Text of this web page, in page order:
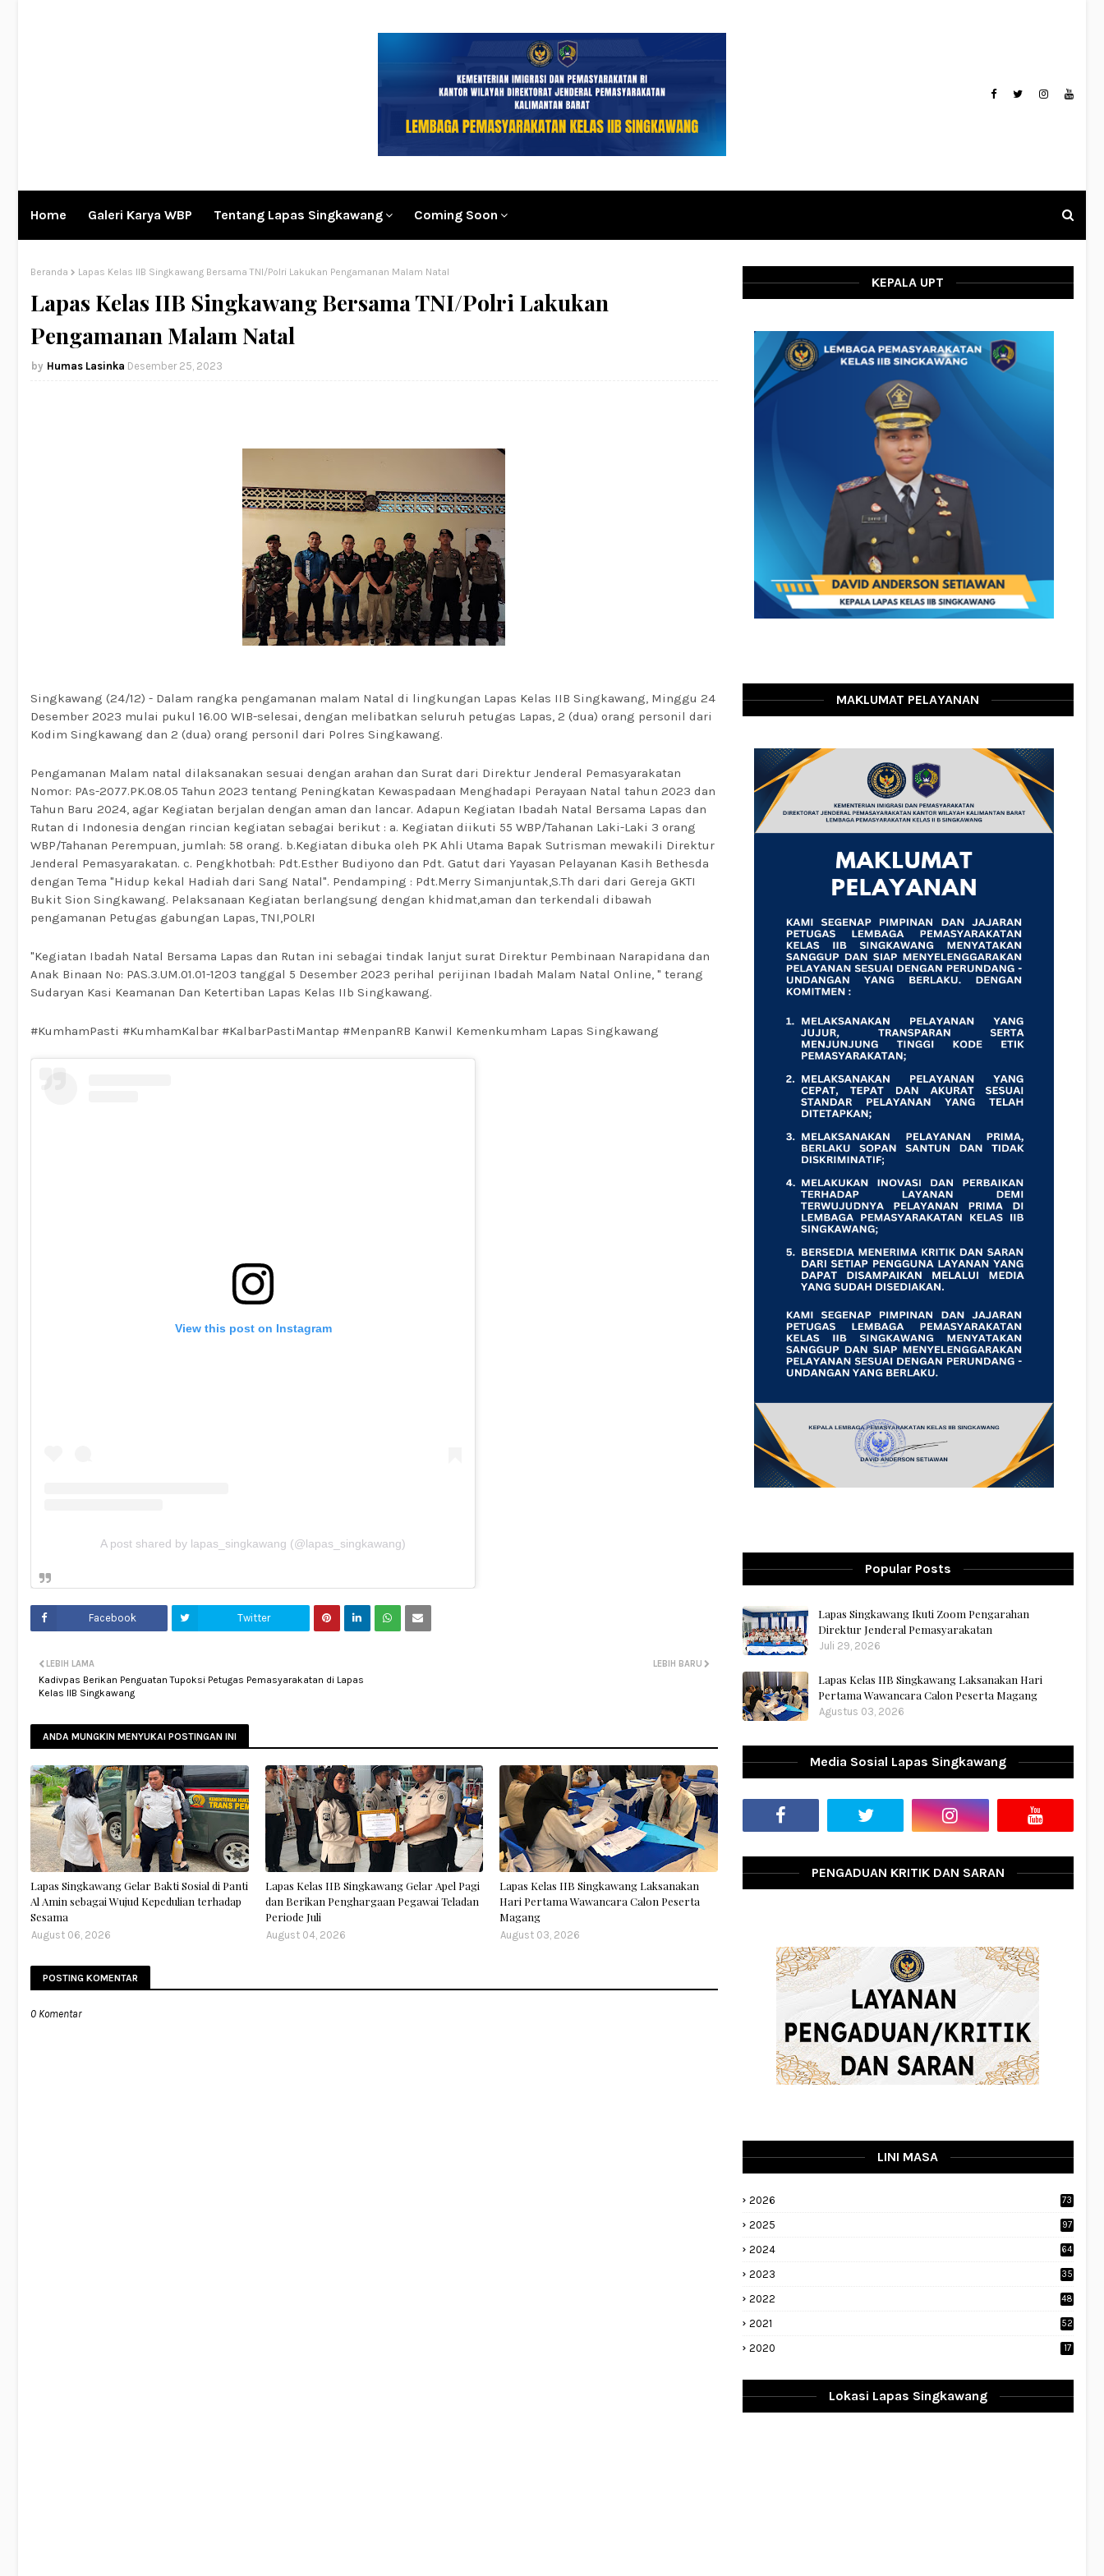
Home Galeri Karya WBP Tentang Lapas Singkawang Coming Soon
Beranda Lapas Kelas IIB Singkawang Bersama TNI/Polri Lakukan Pengamanan Malam Natal
Lapas Kelas IIB Singkawang Bersama TNI/Polri Lakukan
Pengamanan Malam Natal
Humas Lasinka Desember 25, 2023
Singkawang (24/12) - Dalam rangka pengamanan malam Natal di lingkungan Lapas Kelas IIB Singkawang, Minggu 24
Desember 2023 mulai pukul 16.00 WIB-selesai, dengan melibatkan seluruh petugas Lapas, 2 (dua) orang personil dari
Kodim Singkawang dan 2 (dua) orang personil dari Polres Singkawang.
Pengamanan Malam natal dilaksanakan sesuai dengan arahan dan Surat dari Direktur Jenderal Pemasyarakatan
Nomor: PAs-2077.PK.08.05 Tahun 2023 tentang Peningkatan Kewaspadaan Menghadapi Perayaan Natal tahun 2023 dan
Tahun Baru 2024, agar Kegiatan berjalan dengan aman dan lancar. Adapun Kegiatan Ibadah Natal Bersama Lapas dan
Rutan di Indonesia dengan rincian kegiatan sebagai berikut : a. Kegiatan diikuti 55 WBP/Tahanan Laki-Laki 3 orang
WBP/Tahanan Perempuan, jumlah: 58 orang. b.Kegiatan dibuka oleh PK Ahli Utama Bapak Sutrisman mewakili Direktur
Jenderal Pemasyarakatan. c. Pengkhotbah: Pdt.Esther Budiyono dan Pdt. Gatut dari Yayasan Pelayanan Kasih Bethesda
dengan Tema "Hidup kekal Hadiah dari Sang Natal". Pendamping : Pdt.Merry Simanjuntak,S.Th dari dari Gereja GKTI
Bukit Sion Singkawang. Pelaksanaan Kegiatan berlangsung dengan khidmat,aman dan terkendali dibawah
pengamanan Petugas gabungan Lapas, TNI,POLRI
"Kegiatan Ibadah Natal Bersama Lapas dan Rutan ini sebagai tindak lanjut surat Direktur Pembinaan Narapidana dan
Anak Binaan No: PAS.3.UM.01.01-1203 tanggal 5 Desember 2023 perihal perijinan Ibadah Malam Natal Online, " terang
Sudaryan Kasi Keamanan Dan Ketertiban Lapas Kelas IIb Singkawang.
#KumhamPasti #KumhamKalbar #KalbarPastiMantap #MenpanRB Kanwil Kemenkumham Lapas Singkawang
View this post on Instagram
A post shared by lapas_singkawang (@lapas_singkawang)
Facebook Twitter
LEBIH BARU
LEBIH LAMA
Kadivpas Berikan Penguatan Tupoksi Petugas Pemasyarakatan di Lapas
Kelas IIB Singkawang
ANDA MUNGKIN MENYUKAI POSTINGAN INI
Lapas Singkawang Gelar Bakti Sosial di Panti
Al Amin sebagai Wujud Kepedulian terhadap
Sesama
August 06, 2026
Lapas Kelas IIB Singkawang Gelar Apel Pagi
dan Berikan Penghargaan Pegawai Teladan
Periode Juli
August 04, 2026
Lapas Kelas IIB Singkawang Laksanakan
Hari Pertama Wawancara Calon Peserta
Magang
August 03, 2026
POSTING KOMENTAR
0 Komentar
KEPALA UPT
MAKLUMAT PELAYANAN
Popular Posts
Lapas Singkawang Ikuti Zoom Pengarahan
Direktur Jenderal Pemasyarakatan
Juli 29, 2026
Lapas Kelas IIB Singkawang Laksanakan Hari
Pertama Wawancara Calon Peserta Magang
Agustus 03, 2026
Media Sosial Lapas Singkawang
PENGADUAN KRITIK DAN SARAN
LINI MASA
2026 73
2025 97
2024 64
2023
35
2022
48
2021 52
2020 17
Lokasi Lapas Singkawang